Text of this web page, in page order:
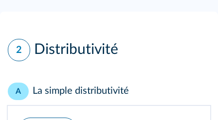
2 Distributivité
A La simple distributivité